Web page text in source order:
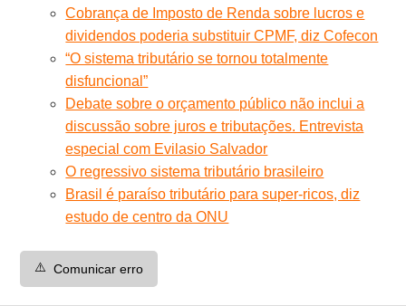
Cobrança de Imposto de Renda sobre lucros e
dividendos poderia substituir CPMF, diz Cofecon
“O sistema tributário se tornou totalmente
disfuncional”
Debate sobre o orçamento público não inclui a
discussão sobre juros e tributações. Entrevista
especial com Evilasio Salvador
O regressivo sistema tributário brasileiro
Brasil é paraíso tributário para super-ricos, diz
estudo de centro da ONU
⚠️ Comunicar erro